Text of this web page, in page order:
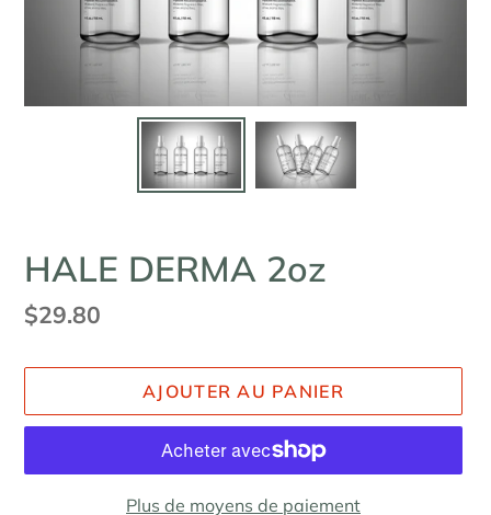
HALE DERMA 2oz
Prix
$29.80
AJOUTER AU PANIER
Plus de moyens de paiement